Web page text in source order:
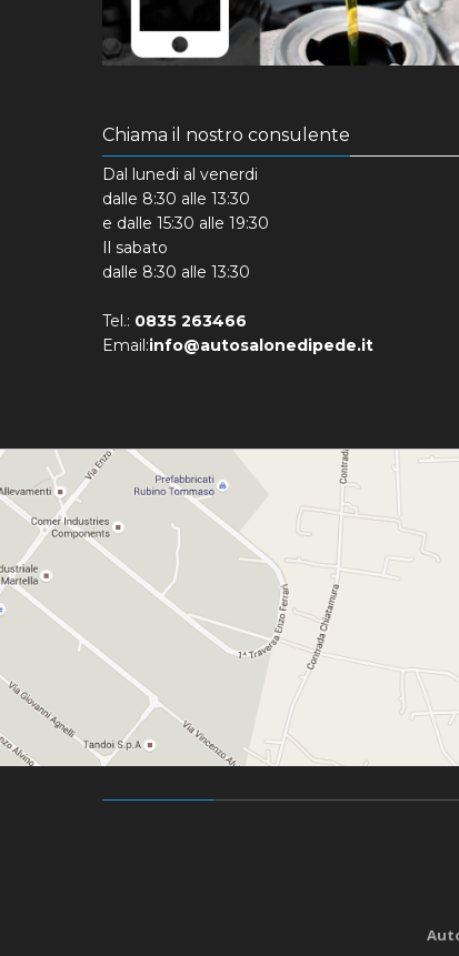
Chiama il nostro consulente
Dal lunedi al venerdi
dalle 8:30 alle 13:30
e dalle 15:30 alle 19:30
Il sabato
dalle 8:30 alle 13:30
Tel.: 0835 263466
Email:info@autosalonedipede.it